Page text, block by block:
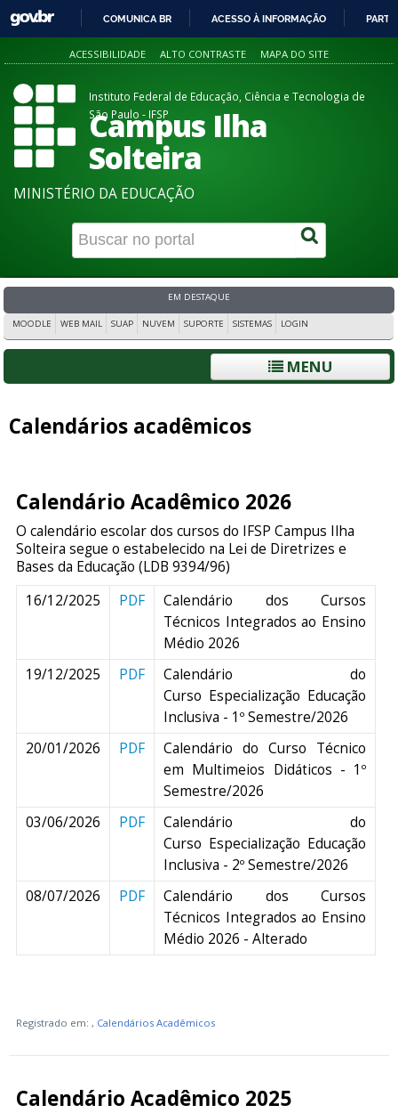
PARA
CONTEÚDO
COMUNICA BR ACESSO À INFORMAÇÃO
ACESSIBILIDADE ALTO CONTRASTE MAPA DO SITE
Instituto Federal de Educação, Ciência e Tecnologia de
São Paulo - IFSP
Campus Ilha
Solteira
MINISTÉRIO DA EDUCAÇÃO
EM DESTAQUE
MOODLE WEB MAIL SUAP NUVEM SUPORTE SISTEMAS LOGIN
MENU
Calendários acadêmicos
Calendário Acadêmico 2026
O calendário escolar dos cursos do IFSP Campus Ilha
Solteira segue o estabelecido na Lei de Diretrizes e
Bases da Educação (LDB 9394/96)
16/12/2025
PDF
Calendário dos Cursos
Técnicos Integrados ao Ensino
Médio 2026
19/12/2025
PDF
Calendário do
Curso Especialização Educação
Inclusiva - 1º Semestre/2026
20/01/2026
PDF
Calendário do Curso Técnico
em Multimeios Didáticos - 1º
Semestre/2026
03/06/2026
PDF
Calendário do
Curso Especialização Educação
Inclusiva - 2º Semestre/2026
08/07/2026
PDF
Calendário dos Cursos
Técnicos Integrados ao Ensino
Médio 2026 - Alterado
Registrado em: , Calendários Acadêmicos
Calendário Acadêmico 2025